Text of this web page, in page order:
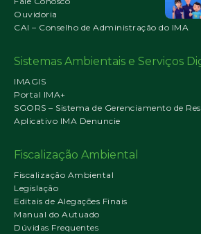
Ouvidoria
CAI – Conselho de Administração do IMA
Sistemas Ambientais e Serviços
IMAGIS
Portal IMA+
SGORS – Sistema de Gerenciamento de
Aplicativo IMA Denuncie
Fiscalização Ambiental
Fiscalização Ambiental
Legislação
Editais de Alegações Finais
Manual do Autuado
Dúvidas Frequentes